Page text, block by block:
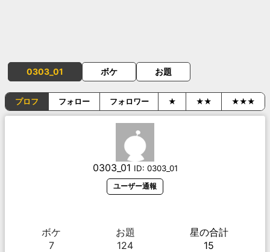
0303_01 ボケ お題
プロフ フォロー フォロワー ★ ★★ ★★★
0303_01 ID: 0303_01
ユーザー通報
ボケ
7
お題
124
星の合計
15